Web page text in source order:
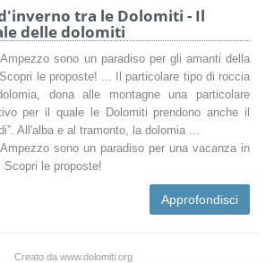
tra le Dolomiti - Il
delle dolomiti
sono un paradiso per gli amanti della
le proposte! ... Il particolare tipo di roccia
dona alle montagne una particolare
per il quale le Dolomiti prendono anche il
All'alba e al tramonto, la dolomia ...
sono un paradiso per una vacanza in
Scopri le proposte!
Approfondisci
Creato da www.dolomiti.org